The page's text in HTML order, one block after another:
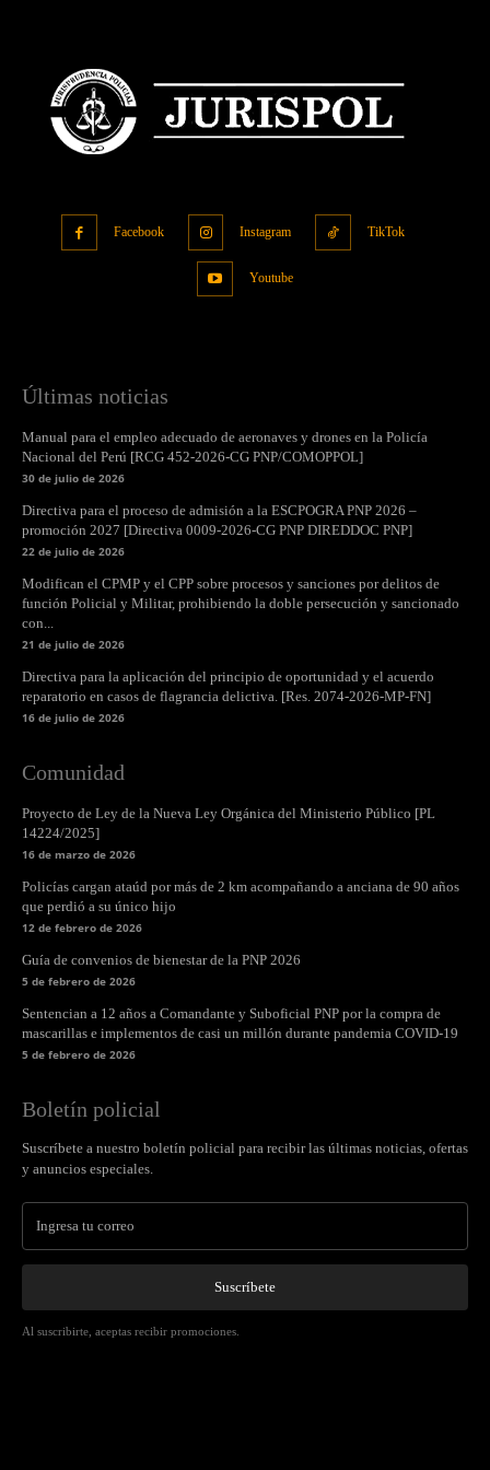
Facebook Instagram TikTok
Youtube
Últimas noticias
Manual para el empleo adecuado de aeronaves y drones en la Policía
Nacional del Perú [RCG 452-2026-CG PNP/COMOPPOL]
30 de julio de 2026
Directiva para el proceso de admisión a la ESCPOGRA PNP 2026 –
promoción 2027 [Directiva 0009-2026-CG PNP DIREDDOC PNP]
22 de julio de 2026
Modifican el CPMP y el CPP sobre procesos y sanciones por delitos de
función Policial y Militar, prohibiendo la doble persecución y sancionado
con...
21 de julio de 2026
Directiva para la aplicación del principio de oportunidad y el acuerdo
reparatorio en casos de flagrancia delictiva. [Res. 2074-2026-MP-FN]
16 de julio de 2026
Comunidad
Proyecto de Ley de la Nueva Ley Orgánica del Ministerio Público [PL
14224/2025]
16 de marzo de 2026
Policías cargan ataúd por más de 2 km acompañando a anciana de 90 años
que perdió a su único hijo
12 de febrero de 2026
Guía de convenios de bienestar de la PNP 2026
5 de febrero de 2026
Sentencian a 12 años a Comandante y Suboficial PNP por la compra de
mascarillas e implementos de casi un millón durante pandemia COVID-19
5 de febrero de 2026
Boletín policial
Suscríbete a nuestro boletín policial para recibir las últimas noticias, ofertas
y anuncios especiales.
Suscríbete
Al suscribirte, aceptas recibir promociones.